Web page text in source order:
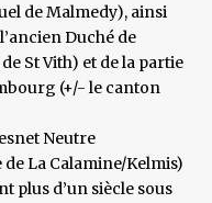
de Malmedy), ainsi
Duché de
St Vith) et de la partie
(+/- le canton
Neutre
La Calamine/Kelmis)
plus d’un siècle sous